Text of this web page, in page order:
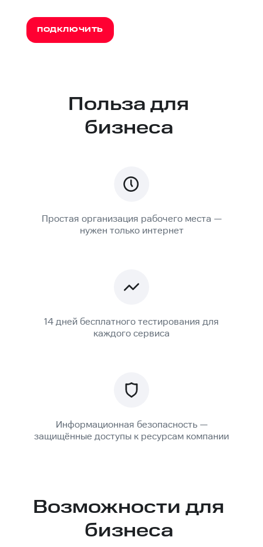
ПОДКЛЮЧИТЬ
Польза для
бизнеса
Простая организация рабочего места —
нужен только интернет
14 дней бесплатного тестирования для
каждого сервиса
Информационная безопасность —
защищённые доступы к ресурсам компании
Возможности для
бизнеса